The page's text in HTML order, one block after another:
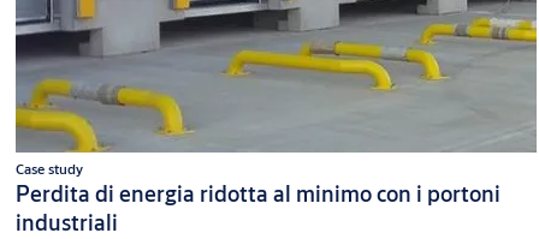
Case study
Perdita di energia ridotta al minimo con i portoni
industriali